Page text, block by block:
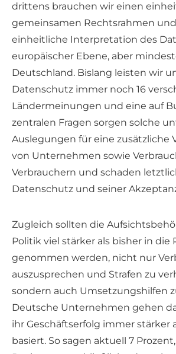
drittens brauchen wir einen
gemeinsamen Rechtsrahmen
einheitliche Interpretation des
europäischer Ebene, aber
Deutschland. Bislang leisten wir
Datenschutz immer noch 16
Ländermeinungen und eine auf
zentralen Fragen sorgen solche
Auslegungen für eine zusätzliche
von Unternehmen sowie
Verbrauchern und schaden
Datenschutz und seiner
Zugleich sollten die
Politik viel stärker als bisher in die
genommen werden, nicht nur
auszusprechen und Strafen zu
sondern auch Umsetzungshilfen
Deutsche Unternehmen gehen
ihr Geschäftserfolg immer stärker
basiert. So sagen aktuell 7